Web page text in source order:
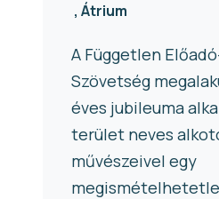
Átrium
A Független
Szövetség
éves jubileuma
terület neves
művészeivel egy